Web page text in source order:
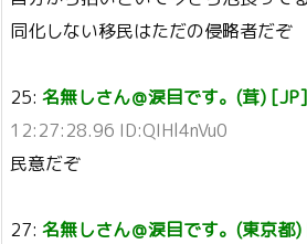
同化しない移民はただの侵略者だぞ
25: 名無しさん＠涙目です。(茸) [JP]
12:27:28.96 ID:QIHl4nVu0
民意だぞ
27: 名無しさん＠涙目です。(東京都